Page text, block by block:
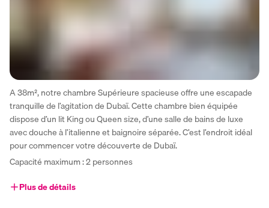
A 38m², notre chambre Supérieure spacieuse offre une escapade
tranquille de l’agitation de Dubaï. Cette chambre bien équipée
dispose d’un lit King ou Queen size, d’une salle de bains de luxe
avec douche à l’italienne et baignoire séparée. C’est l’endroit idéal
pour commencer votre découverte de Dubaï.
Capacité maximum : 2 personnes
Plus de détails